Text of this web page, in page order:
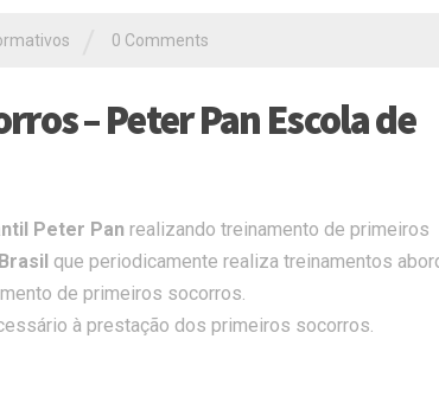
0 Comments
– Peter Pan Escola de
Peter Pan realizando treinamento de primeiros
que periodicamente realiza treinamentos
de primeiros socorros.
à prestação dos primeiros socorros.